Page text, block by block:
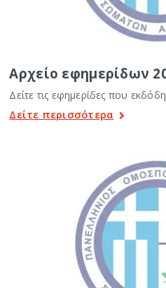
Αρχείο εφημερίδων
Δείτε τις εφημερίδες που
Δείτε περισσότερα